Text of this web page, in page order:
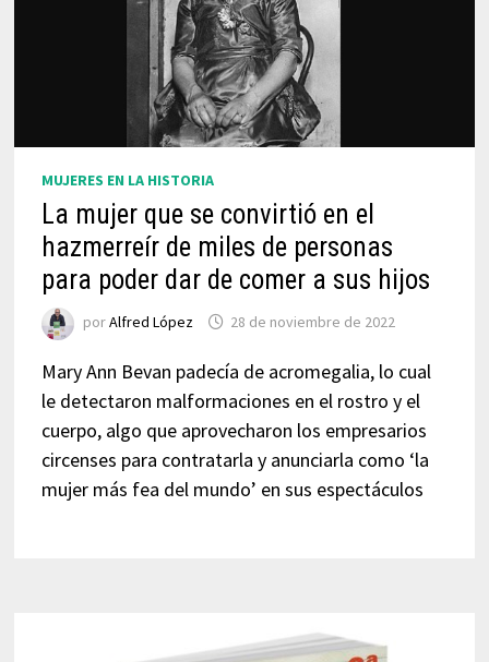
MUJERES EN LA HISTORIA
La mujer que se convirtió en el
hazmerreír de miles de personas
para poder dar de comer a sus hijos
porAlfred López 28 de noviembre de 2022
Mary Ann Bevan padecía de acromegalia, lo cual
le detectaron malformaciones en el rostro y el
cuerpo, algo que aprovecharon los empresarios
circenses para contratarla y anunciarla como ‘la
mujer más fea del mundo’ en sus espectáculos